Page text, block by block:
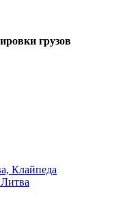
грузов
Клайпеда